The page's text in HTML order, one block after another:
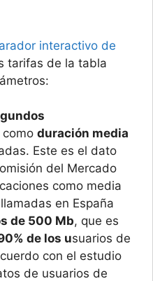
interactivo de
tarifas de la tabla
duración media
Este es el dato
del Mercado
como media
en España
de 500 Mb, que es
de los usuarios de
con el estudio
de usuarios de